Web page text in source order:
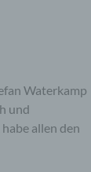
Waterkamp
und
allen den